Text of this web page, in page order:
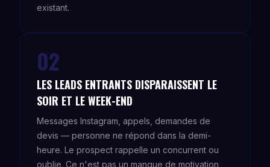
existant.
02
LES LEADS ENTRANTS DISPARAISSENT LE
SOIR ET LE WEEK-END
Messages Instagram, appels, demandes de
devis — personne ne répond dans la demi-
heure. Le prospect rappelle un concurrent ou
oublie. Ce n'est pas un manque de motivation,